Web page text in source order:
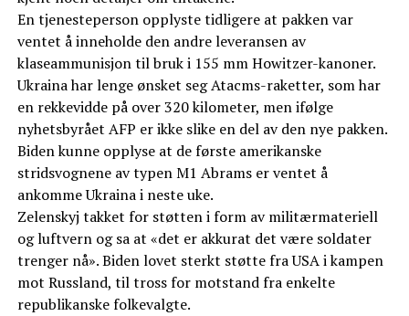
En tjenesteperson opplyste tidligere at pakken var
ventet å inneholde den andre leveransen av
klaseammunisjon til bruk i 155 mm Howitzer-kanoner.
Ukraina har lenge ønsket seg Atacms-raketter, som har
en rekkevidde på over 320 kilometer, men ifølge
nyhetsbyrået AFP er ikke slike en del av den nye pakken.
Biden kunne opplyse at de første amerikanske
stridsvognene av typen M1 Abrams er ventet å
ankomme Ukraina i neste uke.
Zelenskyj takket for støtten i form av militærmateriell
og luftvern og sa at «det er akkurat det være soldater
trenger nå». Biden lovet sterkt støtte fra USA i kampen
mot Russland, til tross for motstand fra enkelte
republikanske folkevalgte.